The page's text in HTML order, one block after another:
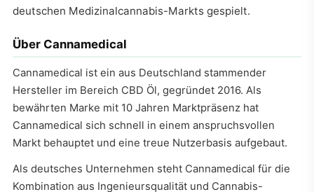
deutschen Medizinalcannabis-Markts gespielt.
Über Cannamedical
Cannamedical ist ein aus Deutschland stammender
Hersteller im Bereich CBD Öl, gegründet 2016. Als
bewährten Marke mit 10 Jahren Marktpräsenz hat
Cannamedical sich schnell in einem anspruchsvollen
Markt behauptet und eine treue Nutzerbasis aufgebaut.
Als deutsches Unternehmen steht Cannamedical für die
Kombination aus Ingenieursqualität und Cannabis-